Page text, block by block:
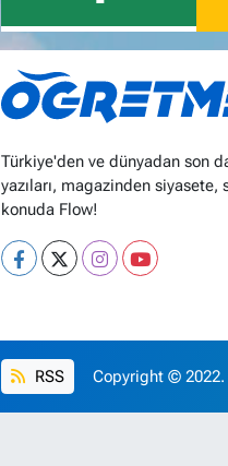
Türkiye'den ve dünyadan son
yazıları, magazinden siyasete,
konuda Flow!
RSS Copyright © 2022.